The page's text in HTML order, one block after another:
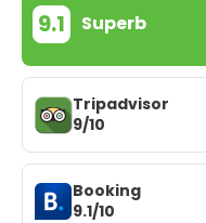
9.1 Superb
Tripadvisor
9/10
Booking
9.1/10